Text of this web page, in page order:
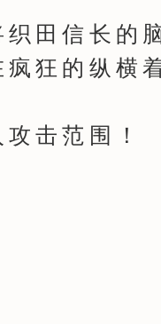
田信长的
狂的纵横
击范围！